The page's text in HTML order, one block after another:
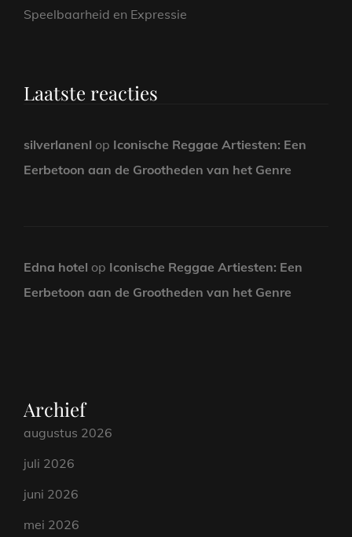
Speelbaarheid en Expressie
Laatste reacties
silverlanenl op Iconische Reggae Artiesten: Een
Eerbetoon aan de Grootheden van het Genre
Edna hotel op Iconische Reggae Artiesten: Een
Eerbetoon aan de Grootheden van het Genre
Archief
augustus 2026
juli 2026
juni 2026
mei 2026